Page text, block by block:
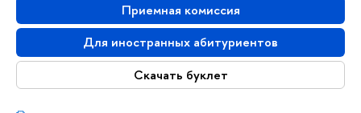
Приемная комиссия
Для иностранных абитуриентов
Скачать буклет